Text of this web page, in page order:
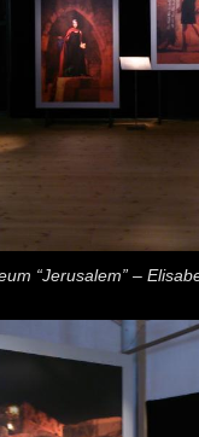
“Jerusalem” –